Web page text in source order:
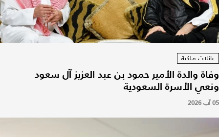
عائلات ملكية
وفاة والدة الأمير حمود بن عبد العزيز آل سعود
ونعي الأسرة السعودية
05 آب 2026